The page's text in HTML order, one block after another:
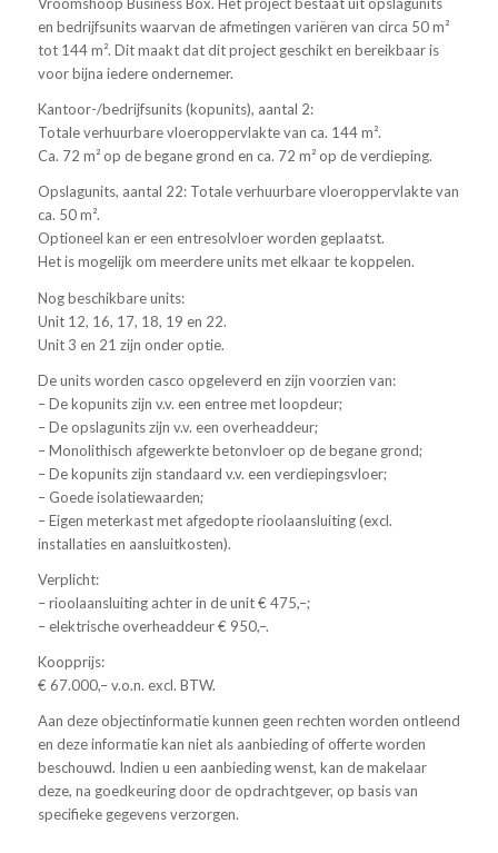
Vroomshoop Business Box. Het project bestaat uit opslagunits
en bedrijfsunits waarvan de afmetingen variëren van circa 50 m²
tot 144 m². Dit maakt dat dit project geschikt en bereikbaar is
voor bijna iedere ondernemer.
Kantoor-/bedrijfsunits (kopunits), aantal 2:
Totale verhuurbare vloeroppervlakte van ca. 144 m².
Ca. 72 m² op de begane grond en ca. 72 m² op de verdieping.
Opslagunits, aantal 22: Totale verhuurbare vloeroppervlakte van
ca. 50 m².
Optioneel kan er een entresolvloer worden geplaatst.
Het is mogelijk om meerdere units met elkaar te koppelen.
Nog beschikbare units:
Unit 12, 16, 17, 18, 19 en 22.
Unit 3 en 21 zijn onder optie.
De units worden casco opgeleverd en zijn voorzien van:
– De kopunits zijn v.v. een entree met loopdeur;
– De opslagunits zijn v.v. een overheaddeur;
– Monolithisch afgewerkte betonvloer op de begane grond;
– De kopunits zijn standaard v.v. een verdiepingsvloer;
– Goede isolatiewaarden;
– Eigen meterkast met afgedopte rioolaansluiting (excl.
installaties en aansluitkosten).
Verplicht:
– rioolaansluiting achter in de unit € 475,–;
– elektrische overheaddeur € 950,–.
Koopprijs:
€ 67.000,– v.o.n. excl. BTW.
Aan deze objectinformatie kunnen geen rechten worden ontleend
en deze informatie kan niet als aanbieding of offerte worden
beschouwd. Indien u een aanbieding wenst, kan de makelaar
deze, na goedkeuring door de opdrachtgever, op basis van
specifieke gegevens verzorgen.